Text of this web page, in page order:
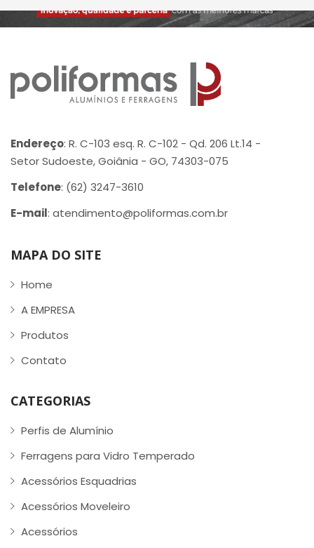
Endereço: R. C-103 esq. R. C-102 - Qd. 206 Lt.14 -
Setor Sudoeste, Goiânia - GO, 74303-075
Telefone: (62) 3247-3610
E-mail: atendimento@poliformas.com.br
MAPA DO SITE
Home
A EMPRESA
Produtos
Contato
CATEGORIAS
Perfis de Alumínio
Ferragens para Vidro Temperado
Acessórios Esquadrias
Acessórios Moveleiro
Acessórios